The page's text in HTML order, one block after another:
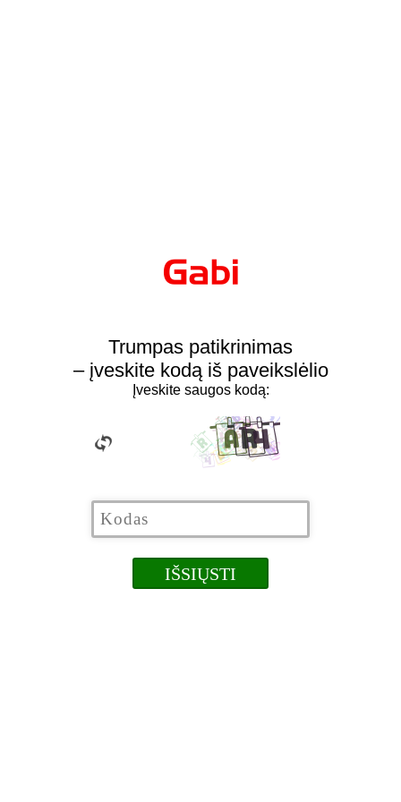
Trumpas patikrinimas
– įveskite kodą iš paveikslėlio
Įveskite saugos kodą: